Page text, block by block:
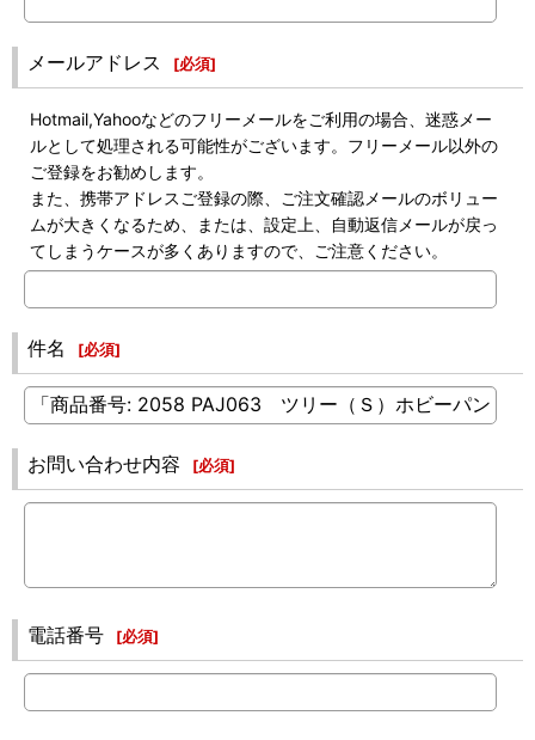
メールアドレス [必須]
Hotmail,Yahooなどのフリーメールをご利用の場合、迷惑メー
ルとして処理される可能性がございます。フリーメール以外の
ご登録をお勧めします。
また、携帯アドレスご登録の際、ご注文確認メールのボリュー
ムが大きくなるため、または、設定上、自動返信メールが戻っ
てしまうケースが多くありますので、ご注意ください。
件名 [必須]
お問い合わせ内容 [必須]
電話番号 [必須]